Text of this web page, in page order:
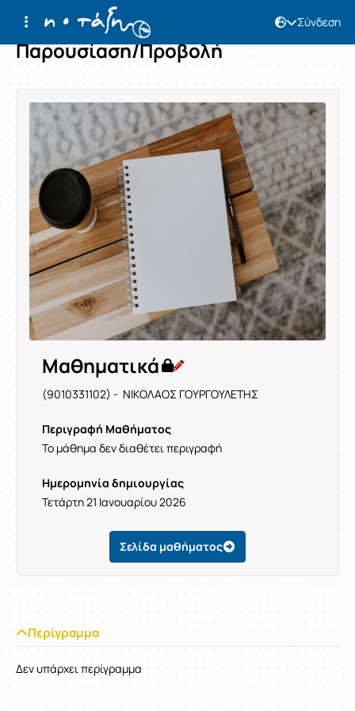
Σύνδεση
Παρουσίαση/Προβολή
Μαθηματικά
(9010331102) - ΝΙΚΟΛΑΟΣ ΓΟΥΡΓΟΥΛΕΤΗΣ
Περιγραφή Μαθήματος
Το μάθημα δεν διαθέτει περιγραφή
Ημερομηνία δημιουργίας
Τετάρτη 21 Ιανουαρίου 2026
Σελίδα μαθήματος
Περίγραμμα
Δεν υπάρχει περίγραμμα